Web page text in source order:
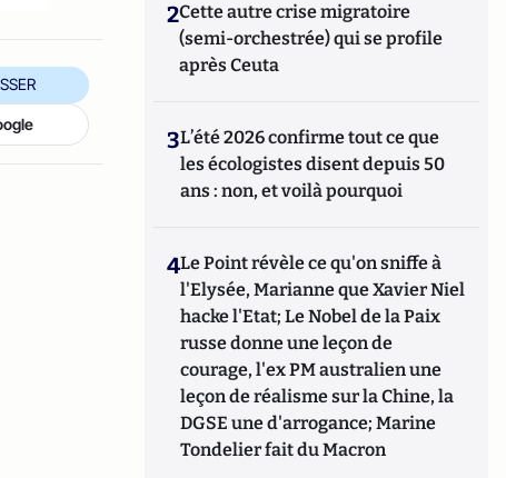
2Cette autre crise migratoire
(semi-orchestrée) qui se profile
après Ceuta
3L’été 2026 confirme tout ce que
les écologistes disent depuis 50
ans : non, et voilà pourquoi
4Le Point révèle ce qu'on sniffe à
l'Elysée, Marianne que Xavier Niel
hacke l'Etat; Le Nobel de la Paix
russe donne une leçon de
courage, l'ex PM australien une
leçon de réalisme sur la Chine, la
DGSE une d'arrogance; Marine
Tondelier fait du Macron